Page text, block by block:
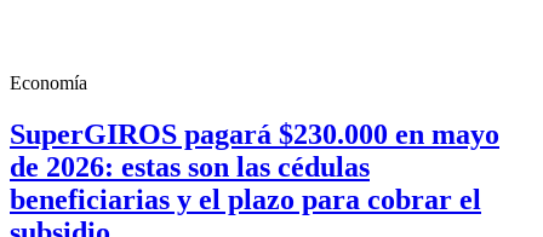
Economía
SuperGIROS pagará $230.000 en mayo
de 2026: estas son las cédulas
beneficiarias y el plazo para cobrar el